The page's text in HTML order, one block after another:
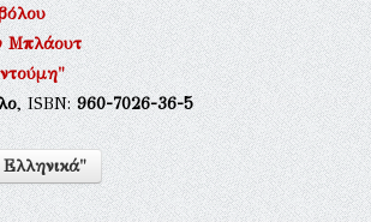
Μπλάουτ
, ISBN:960-7026-36-5
Ελληνικά"